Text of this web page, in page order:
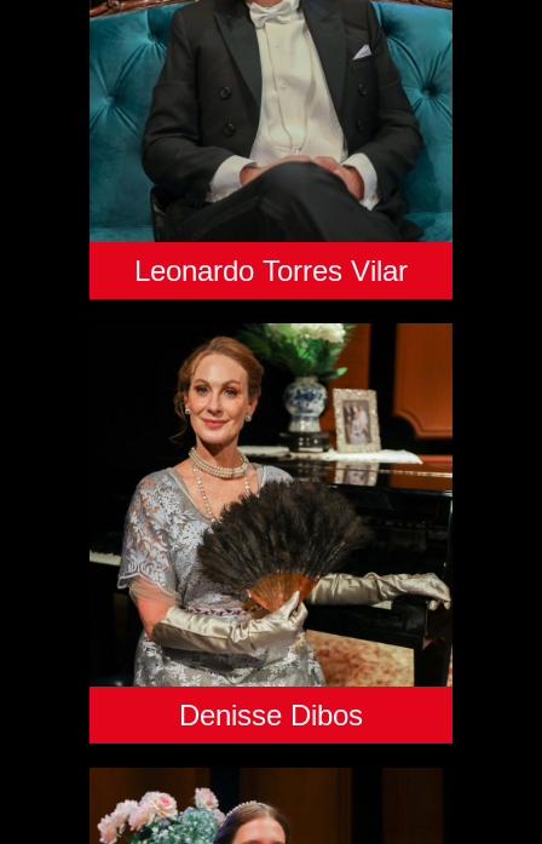
Leonardo Torres Vilar
Denisse Dibos